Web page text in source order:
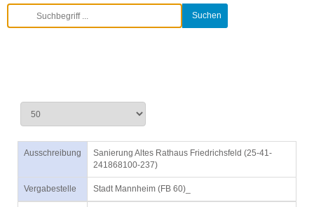
Ausschreibung
Sanierung Altes Rathaus Friedrichsfeld (25-41-
241868100-237)
Vergabestelle Stadt Mannheim (FB 60)_